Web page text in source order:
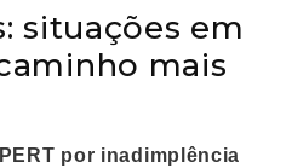
situações em
mais
por inadimplência